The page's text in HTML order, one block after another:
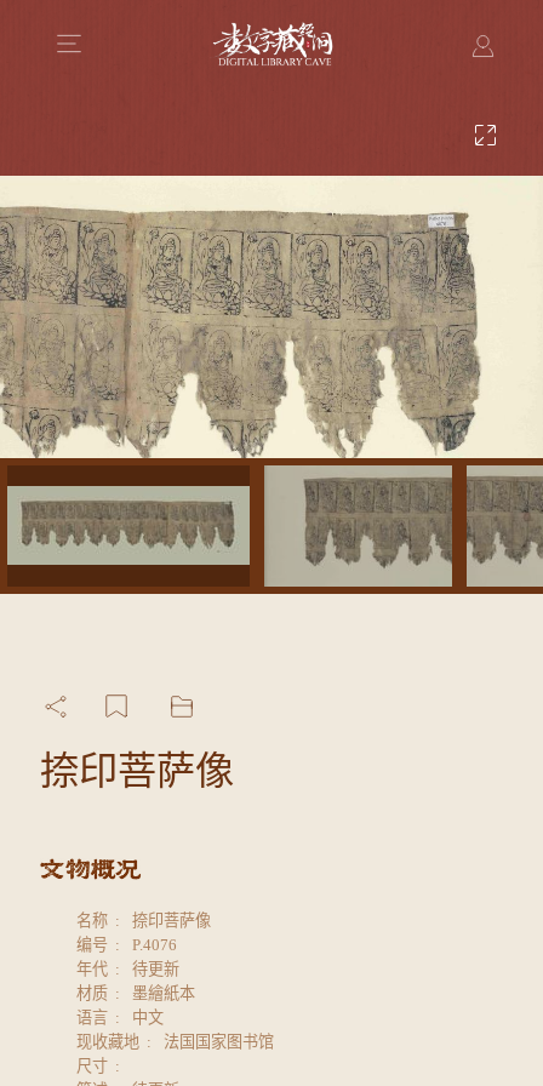
捺印菩萨像
名称
捺印菩萨像
编号
P.4076
年代
待更新
材质
墨繪紙本
语言
中文
现收藏地
法国国家图书馆
尺寸